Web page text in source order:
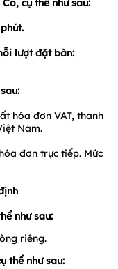
cụ thể như sau:
lượt đặt bàn:
hóa đơn VAT, thanh
Nam.
đơn trực tiếp. Mức
như sau:
riêng.
thể như sau: